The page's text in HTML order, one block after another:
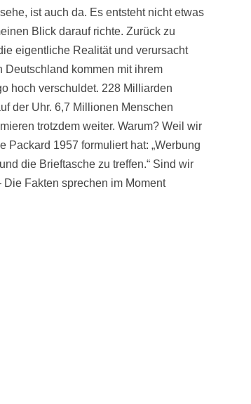
ist auch da. Es entsteht nicht etwas
Blick darauf richte. Zurück zu
eigentliche Realität und verursacht
kommen mit ihrem
hoch verschuldet. 228 Milliarden
der Uhr. 6,7 Millionen Menschen
trotzdem weiter. Warum? Weil wir
Packard 1957 formuliert hat: „Werbung
die Brieftasche zu treffen.“ Sind wir
Fakten sprechen im Moment